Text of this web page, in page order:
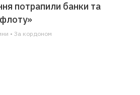
потрапили банки та
• За кордоном